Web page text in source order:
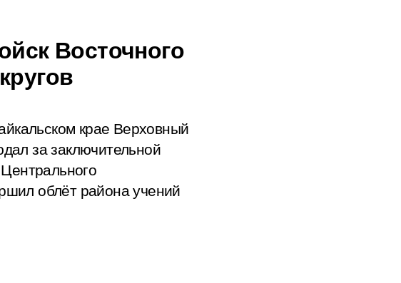
Восточного
крае Верховный
за заключительной
облёт района учений